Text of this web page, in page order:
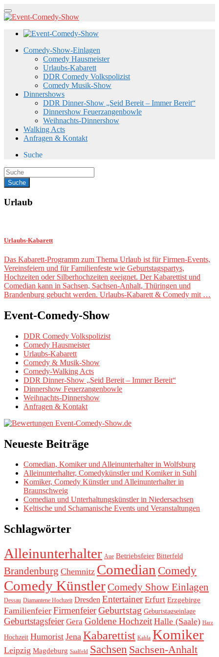
Comedy-Show-Einlagen
Comedy Hausmeister
Urlaubs-Kabarett
DDR Comedy Volkspolizist
Comedy Musik-Show
Dinnershows
DDR Dinner-Show „Seid Bereit – Immer Bereit“
Dinnershow Feuerzangenbowle
Weihnachts-Dinnershow
Walking Acts
Anfragen & Kontakt
Suche
Urlaub
Urlaubs-Kabarett
Das Kabarett-Programm zum Thema Urlaub ist für Firmen-Events,
Vereinsfeiern und für Familienfeste wie Geburtstagspartys,
Hochzeiten oder Silberhochzeiten geeignet. Der Kabarettist und
Comedian kann in Sachsen, Sachsen-Anhalt, Thüringen und
Brandenburg gebucht werden. Urlaubs-Kabarett & Comedy mit …
Event-Comedy-Show
DDR Comedy Volkspolizist
Comedy Hausmeister
Urlaubs-Kabarett
Comedy & Musik-Show
Comedy-Walking Acts
DDR Dinner-Show „Seid Bereit – Immer Bereit“
Dinnershow Feuerzangenbowle
Weihnachts-Dinnershow
Anfragen & Kontakt
Neueste Beiträge
Comedian, Komiker und Alleinunterhalter in Wolfsburg
Alleinunterhalter, Comedykünstler und Komiker in Suhl
Komiker, Comedy Künstler und Alleinunterhalter in
Braunschweig
Comedian und Unterhaltungskünstler in Niedersachsen
Keltische und Schamanische Events und Veranstaltungen
Schlagwörter
Alleinunterhalter Aue Betriebsfeier Bitterfeld
Brandenburg Chemnitz Comedian Comedy
Comedy Künstler Comedy Show Einlagen
Dessau Diamantene Hochzeit Dresden Entertainer Erfurt Erzgebirge
Familienfeier FirmenfeierGeburtstag Geburtstagseinlage
Geburtstagsfeier Gera Goldene Hochzeit Halle (Saale) Harz
Hochzeit Humorist Jena Kabarettist Kahla Komiker
Leipzig Magdeburg Saalfeld Sachsen Sachsen-Anhalt